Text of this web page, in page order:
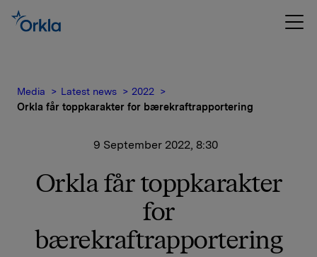
Media Latest news
2022
Orkla får toppkarakter for bærekraftrapportering
9 September 2022, 8:30
Orkla får toppkarakter
for
bærekraftrapportering